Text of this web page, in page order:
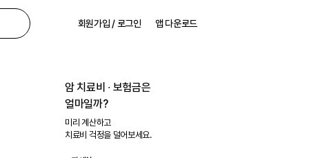
회원가입 / 로그인 앱 다운로드
암 치료비 ∙ 보험금은
얼마일까?
미리 계산하고
치료비 걱정을 덜어보세요.